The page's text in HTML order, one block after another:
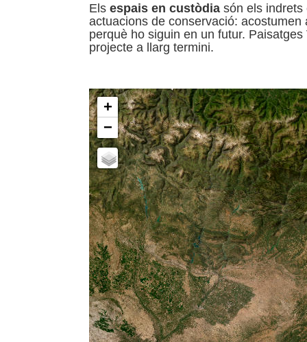
Els espais en custòdia són els indrets
actuacions de conservació:
perquè ho siguin en un futur.
projecte a llarg termini.
+
−